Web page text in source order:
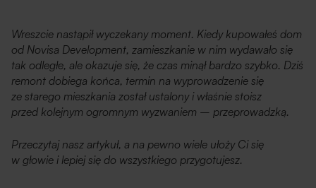
Wreszcie nastąpił wyczekany moment. Kiedy kupowałeś dom
od Novisa Development, zamieszkanie w nim wydawało się
tak odległe, ale okazuje się, że czas minął bardzo szybko. Dziś
remont dobiega końca, termin na wyprowadzenie się
ze starego mieszkania został ustalony i właśnie stoisz
przed kolejnym ogromnym wyzwaniem – przeprowadzką.
Przeczytaj nasz artykuł, a na pewno wiele ułoży Ci się
w głowie i lepiej się do wszystkiego przygotujesz.